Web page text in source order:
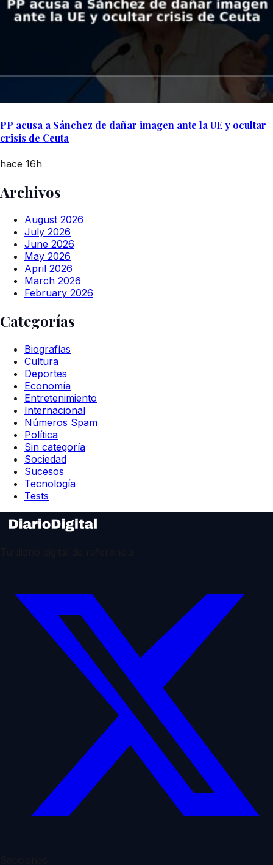
PP acusa a Sánchez de dañar imagen ante la UE y ocultar
crisis de Ceuta
hace 16h
Archivos
August 2026
July 2026
June 2026
May 2026
April 2026
March 2026
February 2026
Categorías
Biografías
Cultura
Deportes
Economía
Entretenimiento
Internacional
Números Spam
Política
Sin categoría
Sociedad
Sucesos
Tecnología
Tests